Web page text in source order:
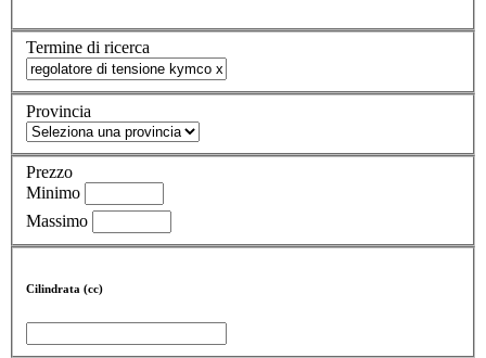
Termine di ricerca
Provincia
Prezzo
Minimo
Massimo
Cilindrata (cc)